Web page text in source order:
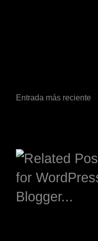
Entrada más reciente